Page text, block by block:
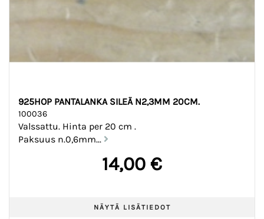
925HOP PANTALANKA SILEÄ N2,3MM 20CM.
100036
Valssattu. Hinta per 20 cm .
Paksuus n.0,6mm...
14,00 €